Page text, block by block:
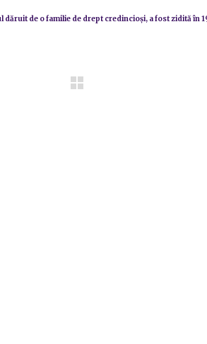
de o familie de drept credincioşi, a fost zidită în